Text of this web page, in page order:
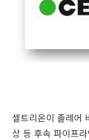
셀트리온이 졸레어
상 등 후속 파이프